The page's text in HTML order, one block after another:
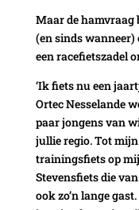
Maar de
(en sinds
een racefietszadel
‘Ik fiets nu een
Ortec Nesselande
paar jongens van
jullie regio. Tot
trainingsfiets op
Stevensfiets die
ook zo’n lange